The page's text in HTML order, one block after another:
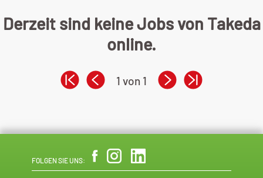
Derzeit sind keine Jobs von Takeda
online.
1 von 1
FOLGEN SIE UNS: